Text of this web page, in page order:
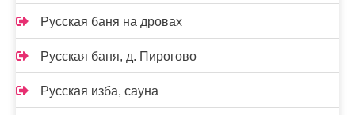
Русская баня на дровах
Русская баня, д. Пирогово
Русская изба, сауна